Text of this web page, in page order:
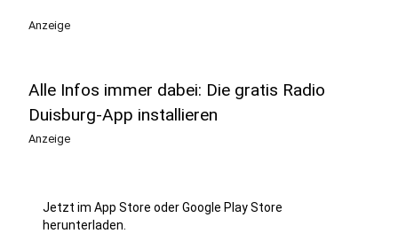
Anzeige
Alle Infos immer dabei: Die gratis Radio
Duisburg-App installieren
Anzeige
Jetzt im App Store oder Google Play Store
herunterladen.